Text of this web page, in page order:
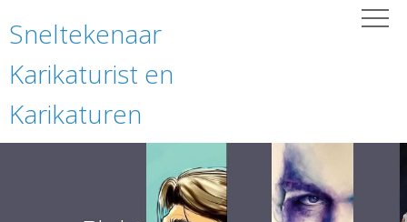
Sneltekenaar
Karikaturist en
Karikaturen